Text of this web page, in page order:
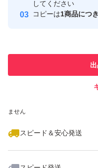
取引実績
ません
スピード＆安心発送
してください
コピーは1商品につ